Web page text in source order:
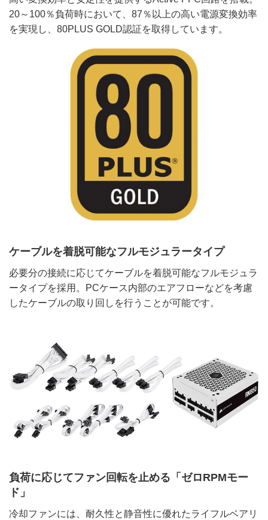
20～100％負荷時において、87％以上の高い電源変換効率
を実現し、80PLUS GOLD認証を取得しています。
ケーブルを着脱可能なフルモジュラータイプ
必要分の接続に応じてケーブルを着脱可能なフルモジュラ
ータイプを採用。PCケース内部のエアフローなどを考慮
したケーブルの取り回しを行うことが可能です。
負荷に応じてファン回転を止める「ゼロRPMモー
ド」
冷却ファンには、耐久性と静音性に優れたライフルベアリ